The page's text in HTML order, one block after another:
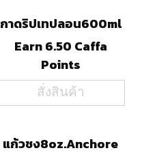
กาดริปเทปลอน600ml
Earn 6.50 Caffa
Points
สั่งสินค้า
แก้วชง8oz.Anchore